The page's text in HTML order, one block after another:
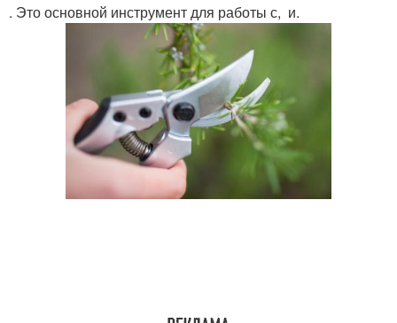
. Это основной инструмент для работы с, и.